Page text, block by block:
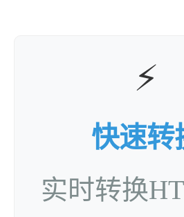
⚡
快速转
实时转换